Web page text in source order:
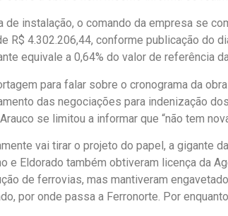
de instalação, o comando da empresa se
R$ 4.302.206,44, conforme publicação do
equivale a 0,64% do valor de referência
para falar sobre o cronograma da
das negociações para indenização
se limitou a informar que “não tem
vai tirar o projeto do papel, a gigante
e Eldorado também obtiveram licença da
de ferrovias, mas mantiveram
por onde passa a Ferronorte. Por